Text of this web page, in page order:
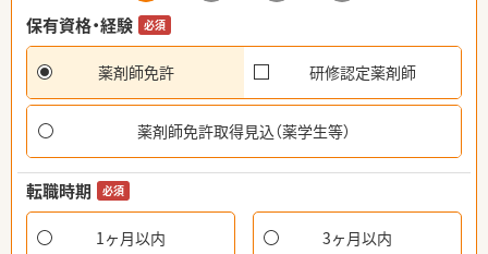
保有資格・経験
必須
薬剤師免許 研修認定薬剤師
薬剤師免許取得見込（薬学生等）
転職時期 必須
1ヶ月以内 3ヶ月以内